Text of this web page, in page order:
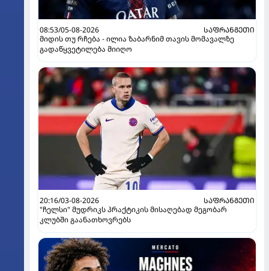
08:53/05-08-2026
ᲡᲐᲤᲠᲐᲜᲒᲔᲗᲘ
მიდის თუ რჩება - ილია ზაბარნიმ თავის მომავალზე
გადაწყვეტილება მიიღო
20:16/03-08-2026
ᲡᲐᲤᲠᲐᲜᲒᲔᲗᲘ
"ჩელსი" მუდრიკს პრაქტიკის მისაღებად მეგობარ
კლუბში გაანათხოვრებს